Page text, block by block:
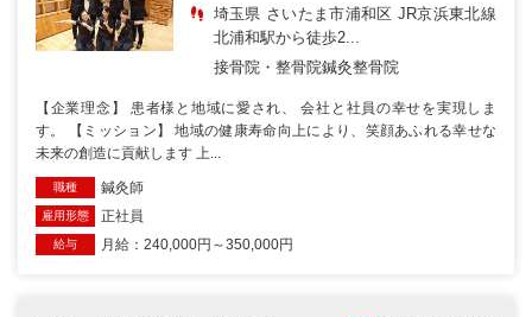
埼玉県 さいたま市浦和区 JR京浜東北線
北浦和駅から徒歩2...
接骨院・整骨院鍼灸整骨院
【企業理念】 患者様と地域に愛され、 会社と社員の幸せを実現しま
す。 【ミッション】 地域の健康寿命向上により、笑顔あふれる幸せな
未来の創造に貢献します 上...
職種 鍼灸師
雇用形態 正社員
給与 月給：240,000円～350,000円